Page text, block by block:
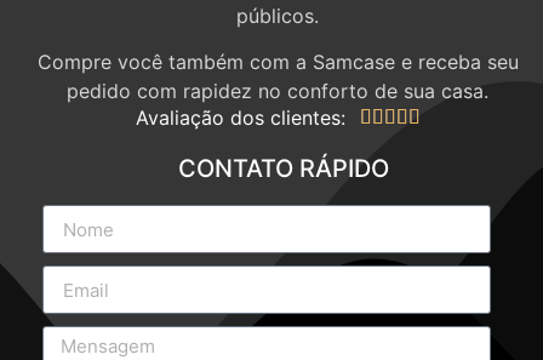
públicos.
Compre você também com a Samcase e receba seu
pedido com rapidez no conforto de sua casa.
Avaliação dos clientes:
    
CONTATO RÁPIDO